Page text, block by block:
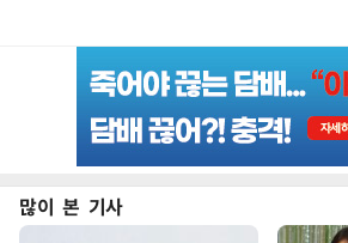
많이 본 기사